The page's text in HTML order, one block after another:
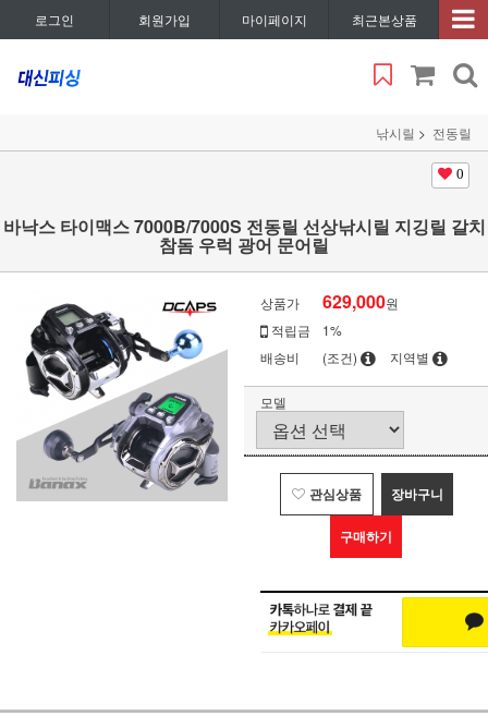
로그인 회원가입 마이페이지 최근본상품
낚시릴 전동릴
0
바낙스 타이맥스 7000B/7000S 전동릴 선상낚시릴 지깅릴 갈치
참돔 우럭 광어 문어릴
상품가 629,000원
적립금
1%
배송비
(조건) 지역별
모델
관심상품 장바구니
구매하기